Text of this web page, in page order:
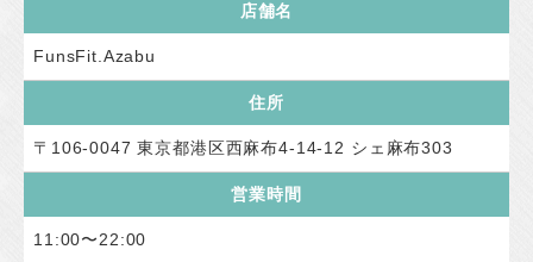
店舗名
FunsFit.Azabu
住所
〒106-0047 東京都港区西麻布4-14-12 シェ麻布303
営業時間
11:00〜22:00